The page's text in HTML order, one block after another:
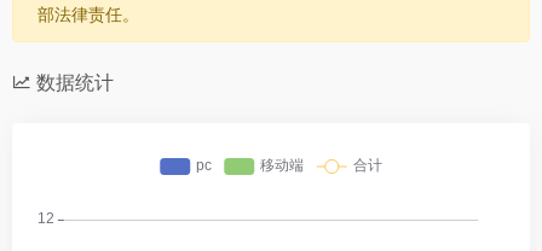
部法律责任。
数据统计